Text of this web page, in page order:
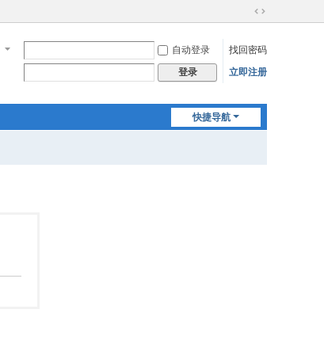
切
到
宽
自动登录
找回密码
登录 立即注册
快捷导航